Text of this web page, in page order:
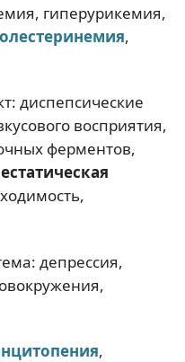
гиперурикемия,
,
диспепсические
восприятия,
ферментов,
депрессия,
,